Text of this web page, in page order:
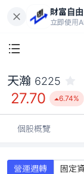
財富自由
立即使用
天瀚 6225
27.70 6.74%
個股概覽
營運週轉 固定